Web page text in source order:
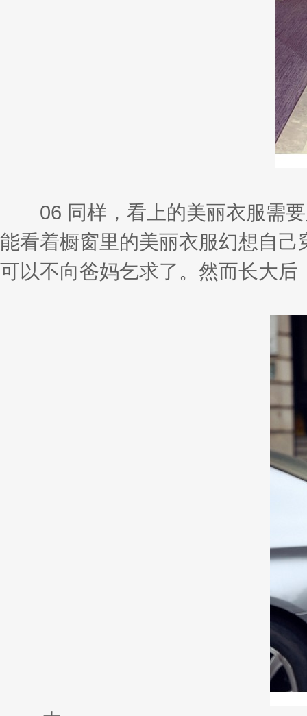
06 同样，看上的美丽衣服需要
能看着橱窗里的美丽衣服幻想自
可以不向爸妈乞求了。然而长大